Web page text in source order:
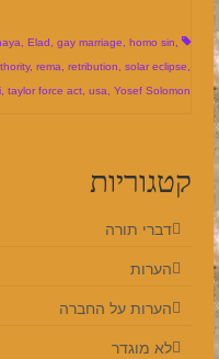
, Elad , gay marriage, homo sin,
, rema, retribution, solar eclipse,
, taylor force act, usa, Yosef Solomon
קטגוריות
דברי תורה
הערות
הערות על החברה
לא מוגדר